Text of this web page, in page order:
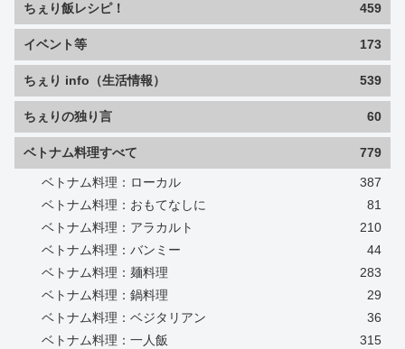
ちぇり飯レシピ！ 459
イベント等 173
ちぇり info（生活情報） 539
ちぇりの独り言 60
ベトナム料理すべて 779
ベトナム料理：ローカル
387
ベトナム料理：おもてなしに
81
ベトナム料理：アラカルト
210
ベトナム料理：バンミー
44
ベトナム料理：麺料理
283
ベトナム料理：鍋料理
29
ベトナム料理：ベジタリアン
36
ベトナム料理：一人飯
315